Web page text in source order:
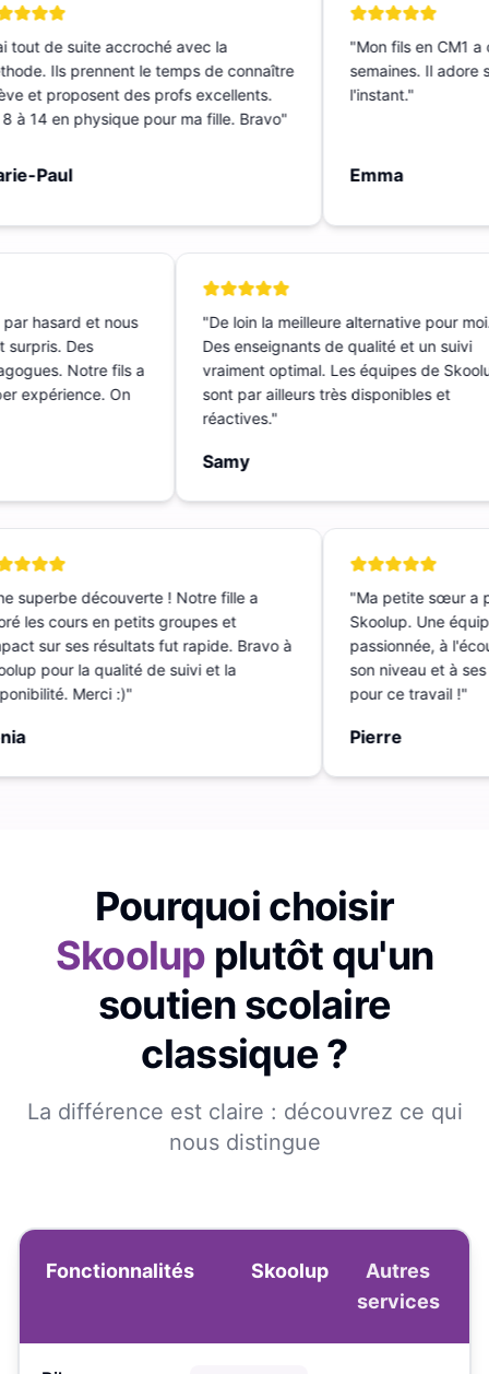
de suite accroché avec la
Ils prennent le temps de connaître
et proposent des profs excellents.
à 14 en physique pour ma fille. Bravo"
Paul
Mon fils en CM1 a
semaines. Il adore
l'instant."
Emma
par hasard et nous
surpris. Des
Notre fils a
expérience. On
"De loin la meilleure alternative pour
Des enseignants de qualité et un suivi
vraiment optimal. Les équipes de
sont par ailleurs très disponibles et
réactives.
Samy
superbe découverte ! Notre fille a
les cours en petits groupes et
sur ses résultats fut rapide. Bravo à
pour la qualité de suivi et la
Merci :) "
Ma petite sœur a
Skoolup. Une
passionnée, à
son niveau et à ses
pour ce travail !"
Pierre
Pourquoi choisir
Skoolup plutôt qu'un
soutien scolaire
classique ?
La différence est claire : découvrez ce qui
nous distingue
Fonctionnalités Skoolup
Autres
services